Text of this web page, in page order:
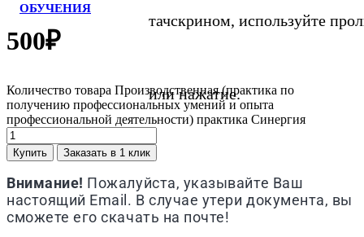
ОБУЧЕНИЯ
тачскрином, используйте
или нажатие.
500₽
Количество товара Производственная (практика по
получению профессиональных умений и опыта
профессиональной деятельности) практика Синергия
Купить Заказать в 1 клик
Внимание! Пожалуйста, указывайте Ваш
настоящий Email. В случае утери документа, вы
сможете его скачать на почте!